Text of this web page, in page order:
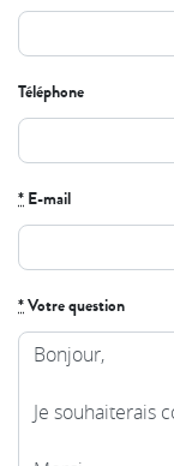
Téléphone
*E-mail
*Votre question